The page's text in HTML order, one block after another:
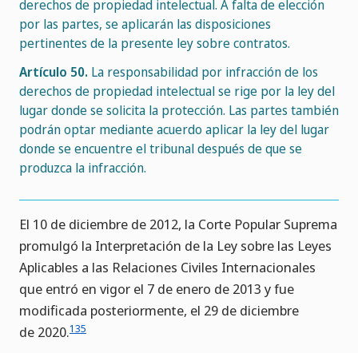
derechos de propiedad intelectual. A falta de elección
por las partes, se aplicarán las disposiciones
pertinentes de la presente ley sobre contratos.
Artículo 50. La responsabilidad por infracción de los
derechos de propiedad intelectual se rige por la ley del
lugar donde se solicita la protección. Las partes también
podrán optar mediante acuerdo aplicar la ley del lugar
donde se encuentre el tribunal después de que se
produzca la infracción.
El 10 de diciembre de 2012, la Corte Popular Suprema
promulgó la Interpretación de la Ley sobre las Leyes
Aplicables a las Relaciones Civiles Internacionales
que entró en vigor el 7 de enero de 2013 y fue
modificada posteriormente, el 29 de diciembre
de 2020.135